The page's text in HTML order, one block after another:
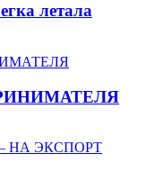
летала